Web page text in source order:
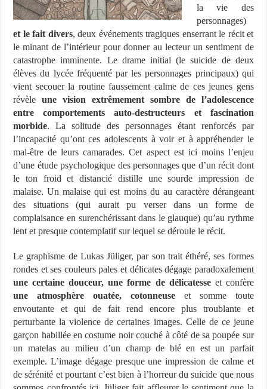
la vie des
personnages)
et le fait divers, deux événements tragiques enserrant le récit et
le minant de l’intérieur pour donner au lecteur un sentiment de
catastrophe imminente. Le drame initial (le suicide de deux
élèves du lycée fréquenté par les personnages principaux) qui
vient secouer la routine faussement calme de ces jeunes gens
révèleune vision extrêmement sombre de l’adolescence
entre comportements auto-destructeurs et fascination
morbide. La solitude des personnages étant renforcés par
l’incapacité qu’ont ces adolescents à voir et à appréhender le
mal-être de leurs camarades. Cet aspect est ici moins l’enjeu
d’une étude psychologique des personnages que d’un récit dont
le ton froid et distancié distille une sourde impression de
malaise. Un malaise qui est moins du au caractère dérangeant
des situations (qui aurait pu verser dans un forme de
complaisance en surenchérissant dans le glauque) qu’au rythme
lent et presque contemplatif sur lequel se déroule le récit.
Le graphisme de Lukas Jüliger, par son trait éthéré, ses formes
rondes et ses couleurs pales et délicates dégage paradoxalement
une certaine douceur, une forme de délicatesseet confère
une atmosphère ouatée, cotonneuse et somme toute
envoutante et qui de fait rend encore plus troublante et
perturbante la violence de certaines images. Celle de ce jeune
garçon habillée en costume noir couché à côté de sa poupée sur
un matelas au milieu d’un champ de blé en est un parfait
exemple. L’image dégage presque une impression de calme et
de sérénité et pourtant c’est bien à l’horreur du suicide que nous